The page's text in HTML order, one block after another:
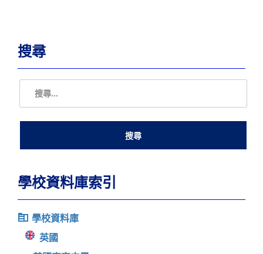
搜尋
學校資料庫索引
學校資料庫
英國